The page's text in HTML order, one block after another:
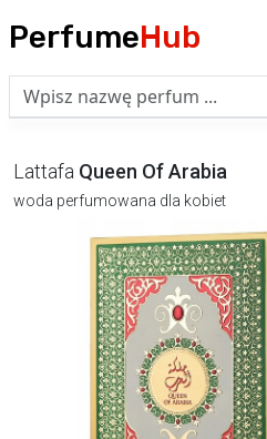
PerfumeHub
Lattafa Queen Of Arabia
woda perfumowana dla kobiet